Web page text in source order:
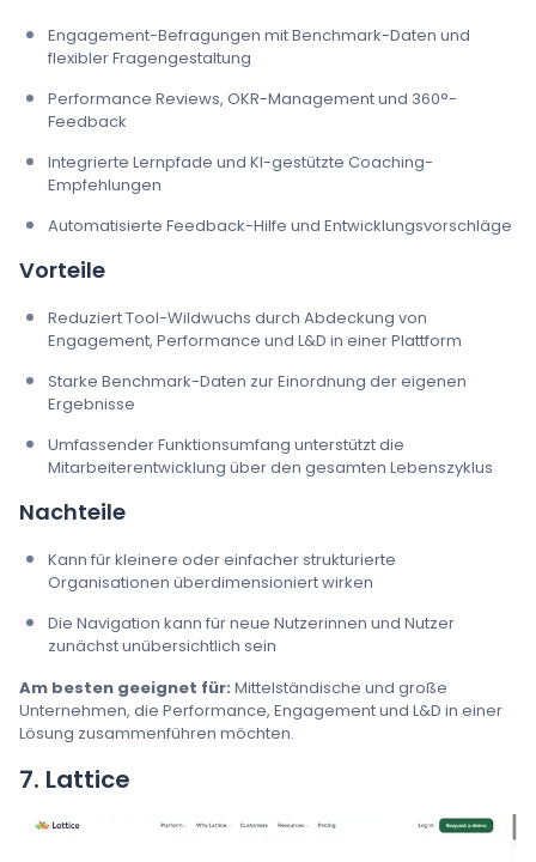
Engagement-Befragungen mit Benchmark-Daten und
flexibler Fragengestaltung
Performance Reviews, OKR-Management und 360°-
Feedback
Integrierte Lernpfade und KI-gestützte Coaching-
Empfehlungen
Automatisierte Feedback-Hilfe und Entwicklungsvorschläge
Vorteile
Reduziert Tool-Wildwuchs durch Abdeckung von
Engagement, Performance und L&D in einer Plattform
Starke Benchmark-Daten zur Einordnung der eigenen
Ergebnisse
Umfassender Funktionsumfang unterstützt die
Mitarbeiterentwicklung über den gesamten Lebenszyklus
Nachteile
Kann für kleinere oder einfacher strukturierte
Organisationen überdimensioniert wirken
Die Navigation kann für neue Nutzerinnen und Nutzer
zunächst unübersichtlich sein
Am besten geeignet für: Mittelständische und große
Unternehmen, die Performance, Engagement und L&D in einer
Lösung zusammenführen möchten.
7. Lattice